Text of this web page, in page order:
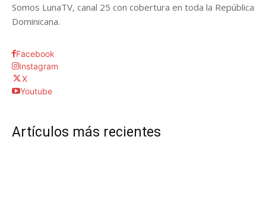
Somos LunaTV, canal 25 con cobertura en toda la República
Dominicana.
Facebook
Instagram
X
Youtube
Artículos más recientes